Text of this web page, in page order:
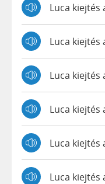
Luca kiejtés
Luca kiejtés
Luca
Luca
Luca kiejtés
Luca kiejtés